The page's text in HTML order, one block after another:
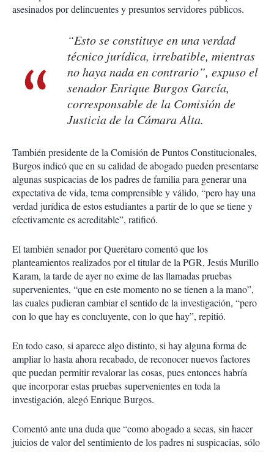
asesinados por delincuentes y presuntos servidores públicos.
“Esto se constituye en una verdad
técnico jurídica, irrebatible, mientras
no haya nada en contrario”, expuso el
senador Enrique Burgos García,
corresponsable de la Comisión de
Justicia de la Cámara Alta.
También presidente de la Comisión de Puntos Constitucionales,
Burgos indicó que en su calidad de abogado pueden presentarse
algunas suspicacias de los padres de familia para generar una
expectativa de vida, tema comprensible y válido, “pero hay una
verdad jurídica de estos estudiantes a partir de lo que se tiene y
efectivamente es acreditable”, ratificó.
El también senador por Querétaro comentó que los
planteamientos realizados por el titular de la PGR, Jesús Murillo
Karam, la tarde de ayer no exime de las llamadas pruebas
supervenientes, “que en este momento no se tienen a la mano”,
las cuales pudieran cambiar el sentido de la investigación, “pero
con lo que hay es concluyente, con lo que hay”, repitió.
En todo caso, si aparece algo distinto, si hay alguna forma de
ampliar lo hasta ahora recabado, de reconocer nuevos factores
que puedan permitir revalorar las cosas, pues entonces habría
que incorporar estas pruebas supervenientes en toda la
investigación, alegó Enrique Burgos.
Comentó ante una duda que “como abogado a secas, sin hacer
juicios de valor del sentimiento de los padres ni suspicacias, sólo